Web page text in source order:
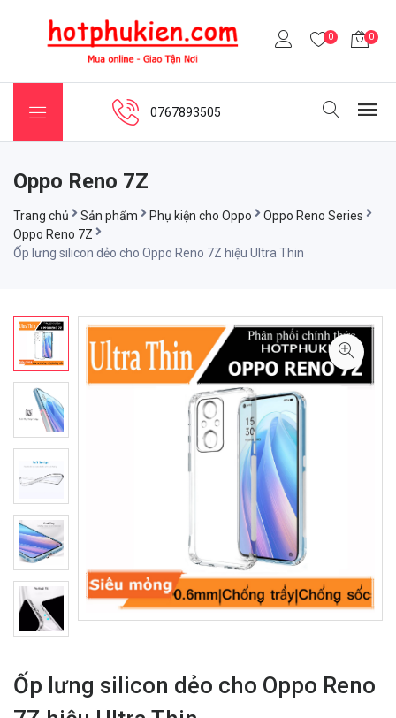
0 0
0767893505
Oppo Reno 7Z
Trang chủ Sản phẩm Phụ kiện cho Oppo
Oppo Reno Series
Oppo Reno 7Z
Ốp lưng silicon dẻo cho Oppo Reno 7Z hiệu Ultra Thin
Ốp lưng silicon dẻo cho Oppo Reno